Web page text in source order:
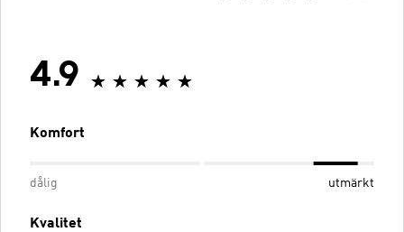
4.9
Komfort
dålig utmärkt
Kvalitet